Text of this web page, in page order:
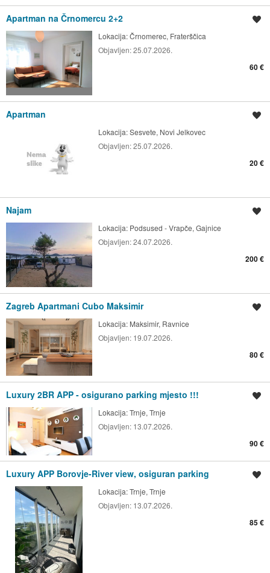
Apartman na Črnomercu 2+2
Lokacija:Črnomerec, Fraterščica
Objavljen:25.07.2026.
60 €
Apartman
Lokacija:Sesvete, Novi Jelkovec
Objavljen:25.07.2026.
20 €
Najam
Lokacija: Podsused - Vrapče, Gajnice
Objavljen:24.07.2026.
200 €
Zagreb Apartmani Cubo Maksimir
Lokacija: Maksimir, Ravnice
Objavljen: 19.07.2026.
80 €
Luxury 2BR APP - osigurano parking mjesto !!!
Lokacija:Trnje, Trnje
Objavljen: 13.07.2026.
90 €
Luxury APP Borovje-River view, osiguran parking
Lokacija:Trnje, Trnje
Objavljen: 13.07.2026.
85 €